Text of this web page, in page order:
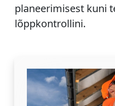
planeerimisest kuni
lõppkontrollini.